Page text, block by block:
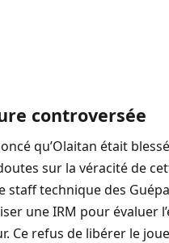
controversée
qu’Olaitan était
sur la véracité de
staff technique des
une IRM pour évaluer
Ce refus de libérer le